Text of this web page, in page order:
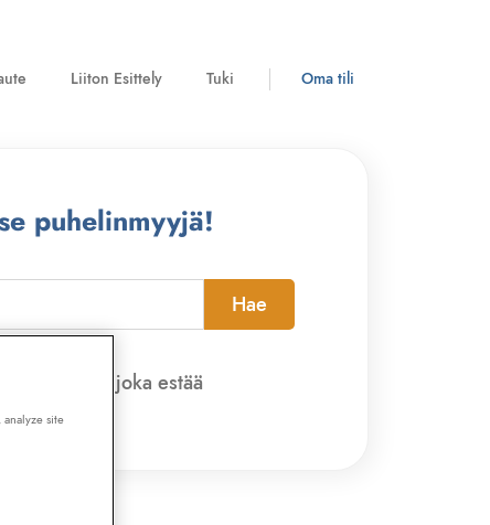
Liiton Esittely Tuki Oma tili
puhelinmyyjä!
Hae
joka estää
site